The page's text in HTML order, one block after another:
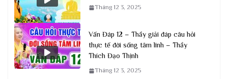
Tháng 12 3, 2025
Vấn Đáp 12 – Thầy giải đáp câu hỏi
thực tế đời sống tâm linh – Thầy
Thích Đạo Thịnh
Tháng 12 3, 2025